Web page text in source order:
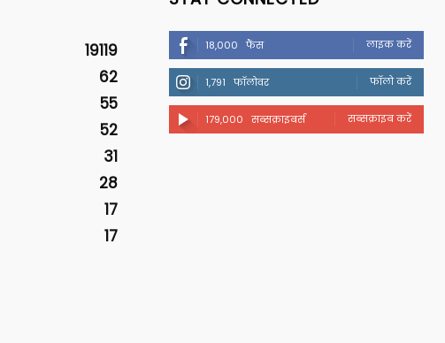
19119
62
55
52
31
28
17
17
18,000 फैंस लाइक करें
1,791 फॉलोवर फॉलो करें
179,000 सब्सक्राइबर्स सब्सक्राइब करें